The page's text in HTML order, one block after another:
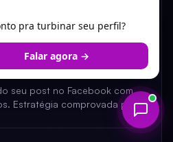
Facebook para Posts
seu post no Facebook com
Estratégia comprovada para
de forma imediata.
pra turbinar seu perfil?
Falar agora →